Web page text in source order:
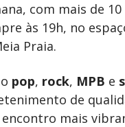
com mais de
às 19h, no
Praia.
pop, rock, MPB e
de
mais